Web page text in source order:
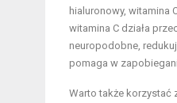
hialuronowy, witamina
witamina C działa
neuropodobne,
pomaga w
Warto także korzystać